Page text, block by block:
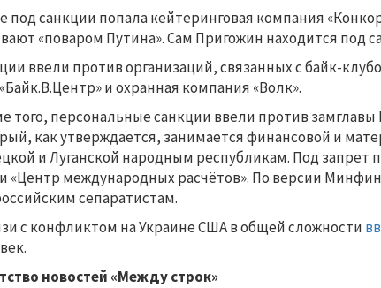
под санкции попала кейтеринговая компания
«поваром Путина». Сам Пригожин находится под
ввели против организаций, связанных с байк-
и охранная компания «Волк».
того, персональные санкции ввели против
как утверждается, занимается финансовой и
и Луганской народным республикам. Под
«Центр международных расчётов». По версии
сепаратистам.
с конфликтом на Украине США в общей сложности
новостей «Между строк»